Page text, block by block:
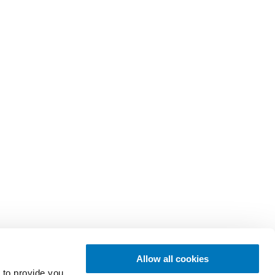
Allow all cookies